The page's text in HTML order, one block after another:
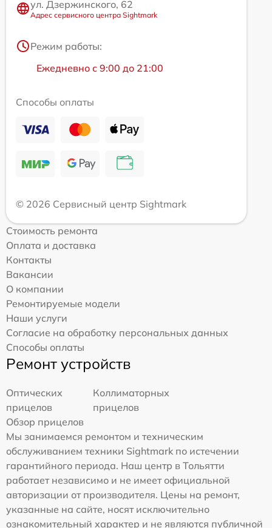
ул. Дзержинского, 62
Адрес сервисного центра Sightmark
Режим работы:
Ежедневно с 9:00 до 21:00
Способы оплаты
© 2026 Сервисный центр Sightmark
Стоимость ремонта
Оплата и доставка
Контакты
Вакансии
О компании
Ремонтируемые модели
Наши услуги
Согласие на обработку персональных данных
Способы оплаты
Ремонт устройств
Оптических
прицелов
Коллиматорных
прицелов
Обзор прицелов
Мы занимаемся ремонтом и техническим
обслуживанием техники Sightmark по истечении
гарантийного периода. Наш центр в Тольятти
работает независимо и не имеет официальной
авторизации от производителя. Цены на ремонт,
указанные на сайте, носят исключительно
ознакомительный характер и не являются публичной